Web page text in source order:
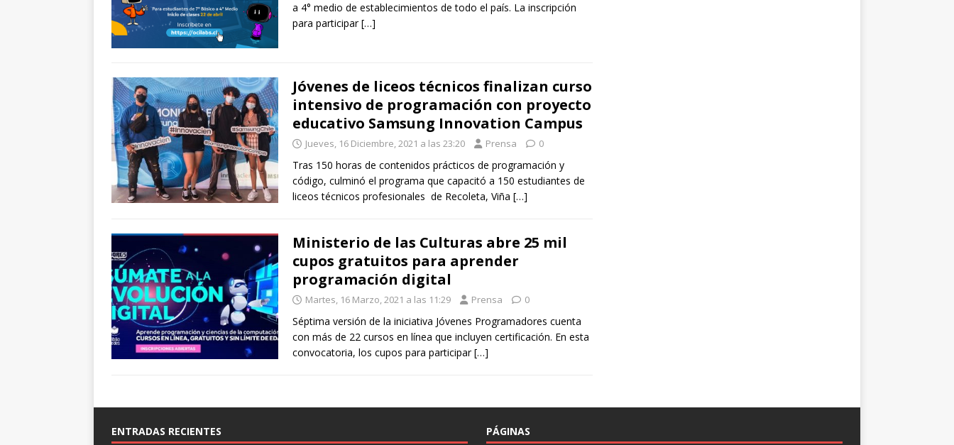
a 4° medio de establecimientos de todo el país. La inscripción
para participar[…]
Jóvenes de liceos técnicos finalizan curso
intensivo de programación con proyecto
educativo Samsung Innovation Campus
Jueves, 16 Diciembre, 2021 a las 23:20 Prensa 0
Tras 150 horas de contenidos prácticos de programación y
código, culminó el programa que capacitó a 150 estudiantes de
liceos técnicos profesionales de Recoleta, Viña […]
Ministerio de las Culturas abre 25 mil
cupos gratuitos para aprender
programación digital
Martes, 16 Marzo, 2021 a las 11:29 Prensa 0
Séptima versión de la iniciativa Jóvenes Programadores cuenta
con más de 22 cursos en línea que incluyen certificación. En esta
convocatoria, los cupos para participar[…]
ENTRADAS RECIENTES PÁGINAS